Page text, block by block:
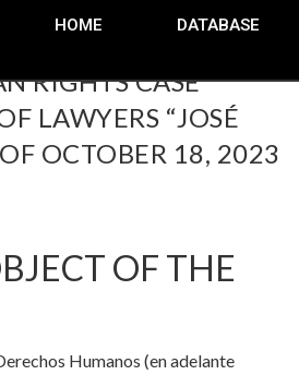
HOME DATABASE
RIGHTS CASE
LAWYERS “JOSÉ
OCTOBER 18, 2023
OF THE
Humanos (en adelante